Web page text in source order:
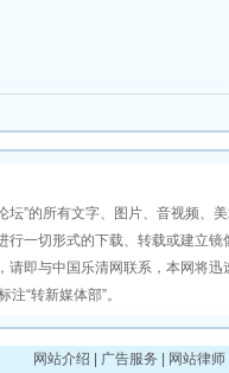
”的所有文字、图片、音视频、
行一切形式的下载、转载或建立镜
即与中国乐清网联系，本网将迅
“转新媒体部”。
网站介绍 | 广告服务 | 网站律